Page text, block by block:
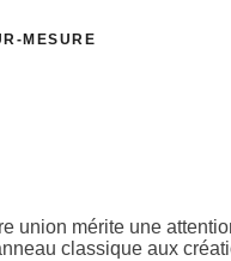
MESURE
union mérite une
classique aux